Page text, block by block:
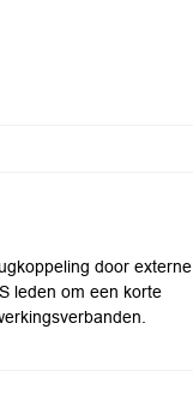
door externe
leden om een korte